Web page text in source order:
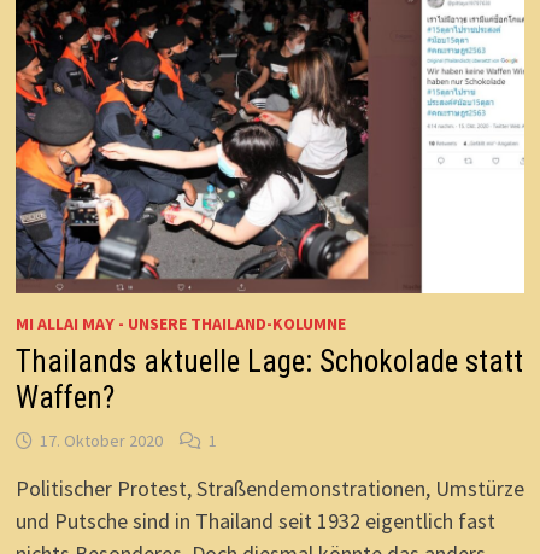
MI ALLAI MAY - UNSERE THAILAND-KOLUMNE
Thailands aktuelle Lage: Schokolade statt
Waffen?
17. Oktober 2020 1
Politischer Protest, Straßendemonstrationen, Umstürze
und Putsche sind in Thailand seit 1932 eigentlich fast